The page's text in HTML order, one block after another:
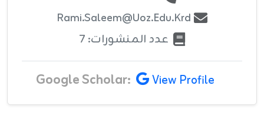
Rami.saleem@uoz.edu.krd
عدد المنشورات: 7
Google Scholar: View Profile